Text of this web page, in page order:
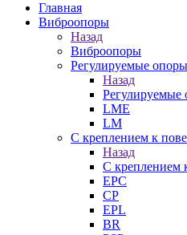
Главная
Виброопоры
Назад
Виброопоры
Регулируемые опоры
Назад
Регулируемые
LME
LM
С креплением к
Назад
С креплением
EPC
CP
EPL
BR